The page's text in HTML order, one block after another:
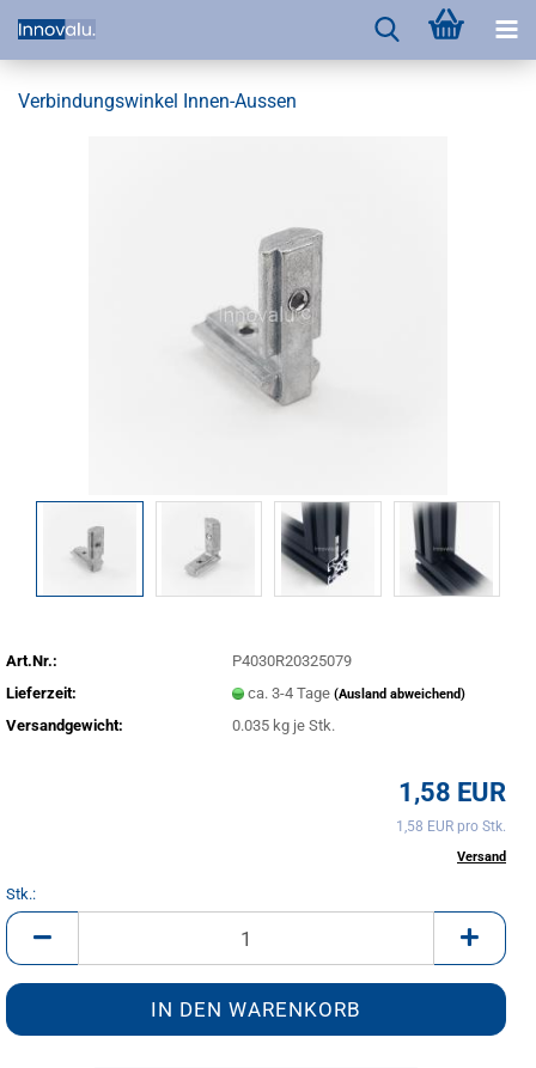
Verbindungswinkel Innen-Aussen
Art.Nr.:
P4030R20325079
Lieferzeit:
ca. 3-4 Tage(Ausland abweichend)
Versandgewicht: 0.035 kg je Stk.
1,58 EUR
1,58 EUR pro Stk.
Versand
Stk.:
Stk.